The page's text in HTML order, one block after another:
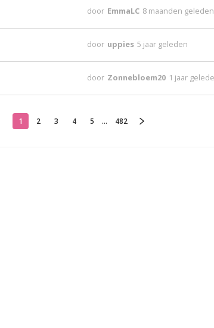
door EmmaLC 8 maanden geleden
door uppies 5 jaar geleden
door Zonnebloem20 1 jaar
1 2 3 4 5 ... 482